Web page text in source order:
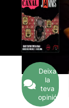
Deixa
la
teva
opinió